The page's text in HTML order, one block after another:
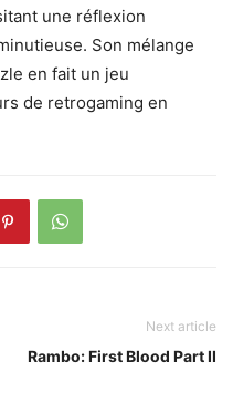
une réflexion
Son mélange
en fait un jeu
de retrogaming en
Next article
Rambo: First Blood Part II